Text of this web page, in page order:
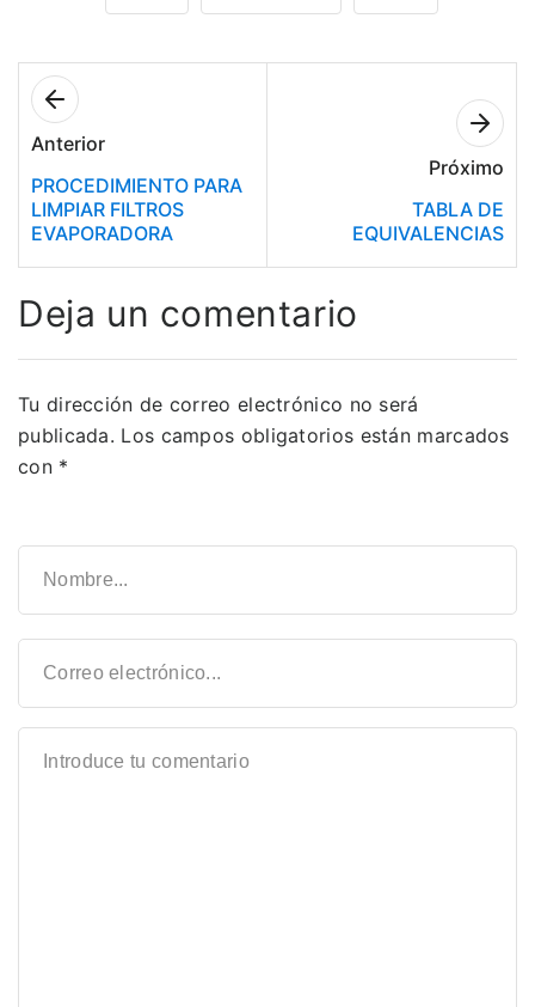
Anterior
PROCEDIMIENTO PARA
LIMPIAR FILTROS
EVAPORADORA
Próximo
TABLA DE
EQUIVALENCIAS
Deja un comentario
Tu dirección de correo electrónico no será
publicada. Los campos obligatorios están marcados
con *